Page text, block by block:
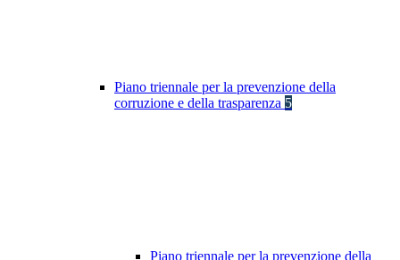
Piano triennale per la prevenzione della
corruzione e della trasparenza 5
Piano triennale per la prevenzione della